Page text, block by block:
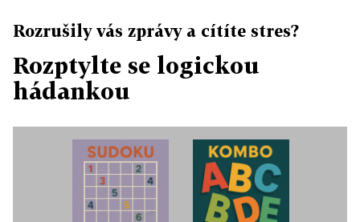
Rozrušily vás zprávy a cítíte stres?
Rozptylte se logickou
hádankou